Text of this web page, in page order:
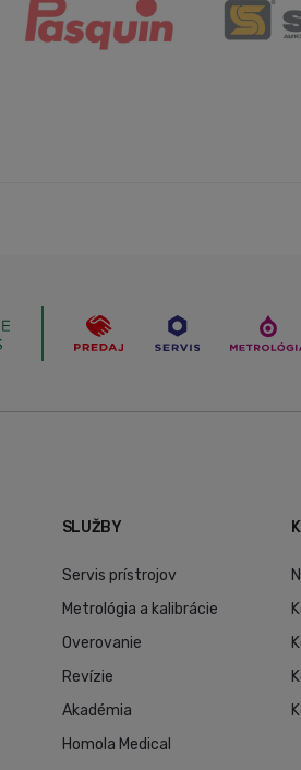
SLUŽBY
Servis prístrojov
Metrológia a kalibrácie
Overovanie
Revízie
Akadémia
Homola Medical